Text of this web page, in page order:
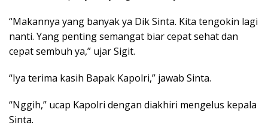
“Makannya yang banyak ya Dik Sinta. Kita tengokin lagi
nanti. Yang penting semangat biar cepat sehat dan
cepat sembuh ya,” ujar Sigit.
“Iya terima kasih Bapak Kapolri,” jawab Sinta.
“Nggih,” ucap Kapolri dengan diakhiri mengelus kepala
Sinta.